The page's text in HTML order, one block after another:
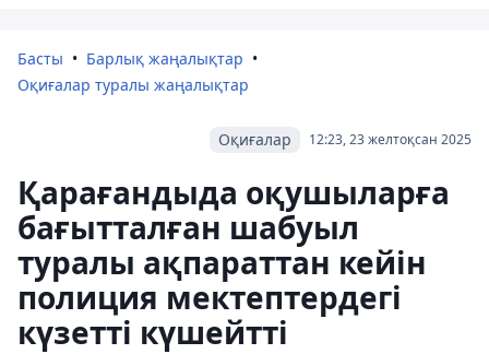
Басты
Барлық жаңалықтар
Оқиғалар туралы жаңалықтар
12:23, 23 желтоқсан 2025
Оқиғалар
Қарағандыда оқушыларға
бағытталған шабуыл
туралы ақпараттан кейін
полиция мектептердегі
күзетті күшейтті